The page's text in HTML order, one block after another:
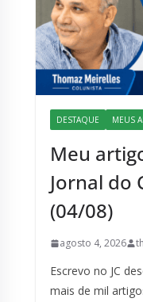
DESTAQUE MEUS
Meu
Jornal do
(04/08)
agosto 4, 2026
Escrevo no JC
mais de mil